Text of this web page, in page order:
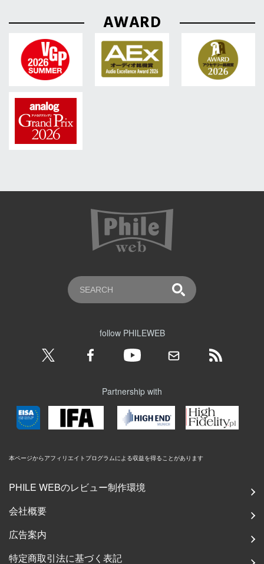
AWARD
follow PHILEWEB
Partnership with
本ページからアフィリエイトプログラムによる収益を得ることがあります
PHILE WEBのレビュー制作環境
会社概要
広告案内
特定商取引法に基づく表記